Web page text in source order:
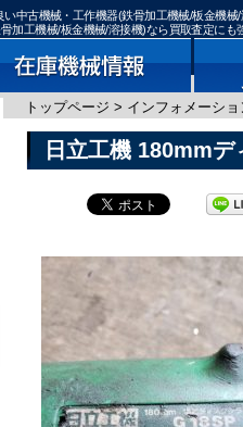
中古機械・工作機器(鉄骨加工機械/板金機
加工機械/板金機械/溶接機)なら買取査定にも
トップページ > インフォメーショ
日立工機 180mm